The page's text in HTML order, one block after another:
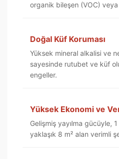
organik bileşen (VOC)
Doğal Küf Koruması
Yüksek mineral alkalisi ve
sayesinde rutubet ve küf
engeller.
Yüksek Ekonomi ve
Gelişmiş yayılma gücüyle,
yaklaşık 8 m² alan verimli